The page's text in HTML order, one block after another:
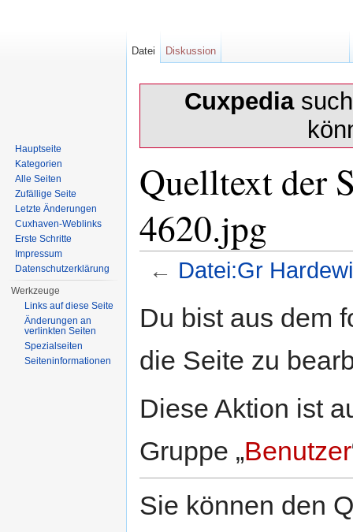
Cuxpedia
Quelltext der
4620.jpg
← Datei:Gr
Du bist aus dem
die Seite zu
Diese Aktion ist
Gruppe „Benutzer
Sie können den
Datei Diskussion
Hauptseite
Kategorien
Alle Seiten
Zufällige Seite
Letzte Änderungen
Cuxhaven-Weblinks
Erste Schritte
Impressum
Datenschutzerklärung
Werkzeuge
Links auf diese Seite
Änderungen an
verlinkten Seiten
Spezialseiten
Seiten­informationen